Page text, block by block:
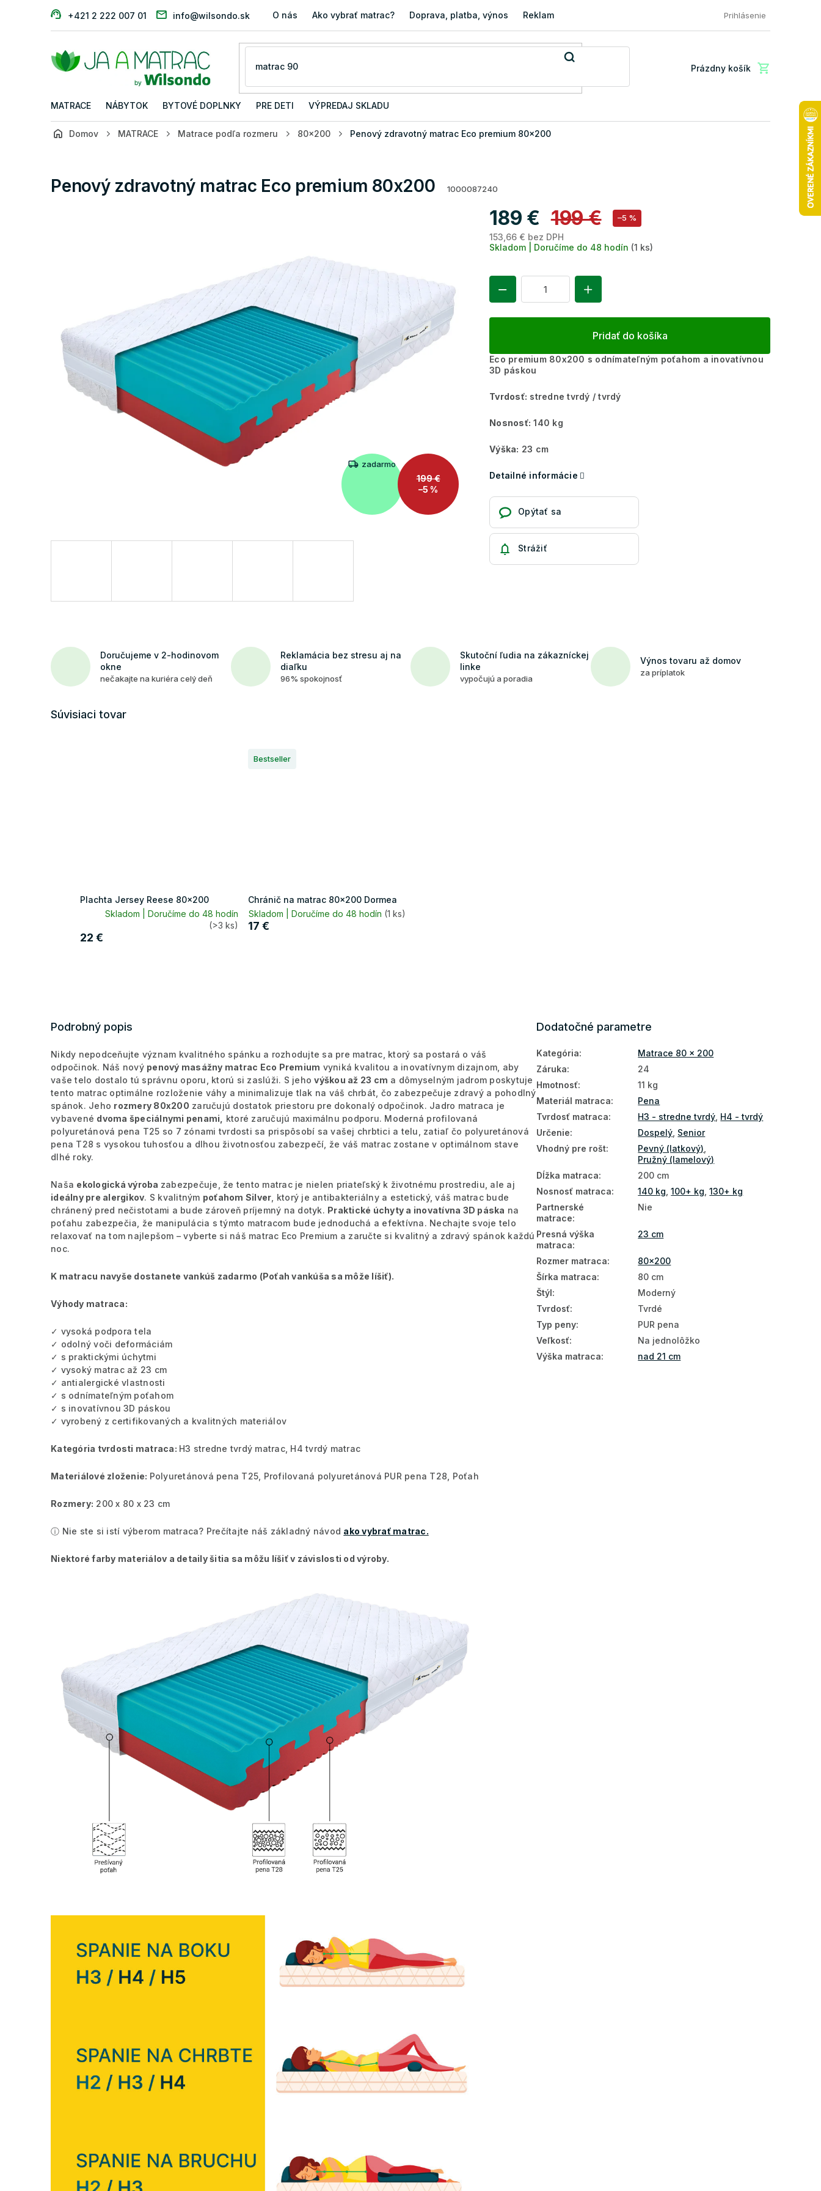
+421 2 222 007 01 info@wilsondo.sk O nás Ako vybrať matrac? Doprava, platba, výnos Reklamácia a vrátenie tovaru FAQ: Najčastejšie otázky zákazníkov
Prihlásenie
Nákupný
Prázdny košík
MATRACE NÁBYTOK BYTOVÉ DOPLNKY PRE DETI VÝPREDAJ SKLADU
Domov MATRACE Matrace podľa rozmeru 80x200 Penový zdravotný matrac Eco premium 80x200
Penový zdravotný matrac Eco premium 80x200 1000087240
zadarmo
199 €
–5 %
199 € –5 %
189 €
153,66 € bez DPH
Skladom | Doručíme do 48 hodín (1 ks)
Pridať do košíka
Eco premium 80x200 s odnímateľným poťahom a inovatívnou
3D páskou
Tvrdosť: stredne tvrdý / tvrdý
Nosnosť: 140 kg
Výška: 23 cm
Detailné informácie
Opýtať sa
Strážiť
Doručujeme v 2-hodinovom
okne
nečakajte na kuriéra celý deň
Reklamácia bez stresu aj na
diaľku
96% spokojnosť
Skutoční ľudia na zákazníckej
linke
vypočujú a poradia
Výnos tovaru až domov
za príplatok
Súvisiaci tovar
Plachta Jersey Reese 80x200
Skladom | Doručíme do 48 hodín
(>3 ks)
22 €
Bestseller
Chránič na matrac 80x200 Dormea
Skladom | Doručíme do 48 hodín (1 ks)
17 €
Podrobný popis
Nikdy nepodceňujte význam kvalitného spánku a rozhodujte sa pre matrac, ktorý sa postará o váš
odpočinok. Náš nový penový masážny matrac Eco Premium vyniká kvalitou a inovatívnym dizajnom, aby
vaše telo dostalo tú správnu oporu, ktorú si zaslúži. S jehovýškou až 23 cm a dômyselným jadrom poskytuje
tento matrac optimálne rozloženie váhy a minimalizuje tlak na váš chrbát, čo zabezpečuje zdravý a pohodlný
spánok. Jeho rozmery 80x200 zaručujú dostatok priestoru pre dokonalý odpočinok. Jadro matraca je
vybavené dvoma špeciálnymi penami,
ktoré zaručujú maximálnu podporu. Moderná profilovaná
polyuretánová pena T25 so 7 zónami tvrdosti sa prispôsobí sa vašej chrbtici a telu, zatiaľ čo polyuretánová
pena T28 s vysokou tuhosťou a dlhou životnosťou zabezpečí, že váš matrac zostane v optimálnom stave
dlhé roky.
Naša ekologická výroba zabezpečuje, že tento matrac je nielen priateľský k životnému prostrediu, ale aj
ideálny pre alergikov. S kvalitným poťahom Silver , ktorý je antibakteriálny a estetický, váš matrac bude
chránený pred nečistotami a bude zároveň príjemný na dotyk. Praktické úchyty a inovatívna 3D páska na
poťahu zabezpečia, že manipulácia s týmto matracom bude jednoduchá a efektívna. Nechajte svoje telo
relaxovať na tom najlepšom – vyberte si náš matrac Eco Premium a zaručte si kvalitný a zdravý spánok každú
noc.
K matracu navyše dostanete vankúš zadarmo (Poťah vankúša sa môže líšiť).
Výhody matraca:
✓ vysoká podpora tela
✓ odolný voči deformáciám
✓ s praktickými úchytmi
✓ vysoký matrac až 23 cm
✓ antialergické vlastnosti
✓ s odnímateľným poťahom
✓ s inovatívnou 3D páskou
✓ vyrobený z certifikovaných a kvalitných materiálov
Kategória tvrdosti matraca: H3 stredne tvrdý matrac, H4 tvrdý matrac
Materiálové zloženie: Polyuretánová pena T25, Profilovaná polyuretánová PUR pena T28, Poťah
Rozmery: 200 x 80 x 23 cm
ⓘ Nie ste si istí výberom matraca? Prečítajte náš základný návod ako vybrať matrac.
Niektoré farby materiálov a detaily šitia sa môžu líšiť v závislosti od výroby.
Dodatočné parametre
Kategória:
Matrace 80 x 200
Záruka:
24
Hmotnosť:
11 kg
Materiál matraca:
Pena
Tvrdosť matraca: H3 - stredne tvrdý H4 - tvrdý
Určenie: Dospelý Senior
Vhodný pre rošt: Pevný (latkový)
Pružný (lamelový)
Dĺžka matraca:
200 cm
Nosnosť matraca: 140 kg ,100+ kg ,130+ kg
Partnerské
matrace:
Nie
Presná výška
matraca:
23 cm
Rozmer matraca:
80x200
Šírka matraca:
80 cm
Štýl:
Moderný
Tvrdosť:
Tvrdé
Typ peny:
PUR pena
Veľkosť:
Na jednolôžko
Výška matraca: nad 21 cm